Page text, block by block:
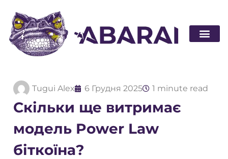
Tugui Alex 6 Грудня 2025 1 minute read
Скільки ще витримає
модель Power Law
біткоїна?